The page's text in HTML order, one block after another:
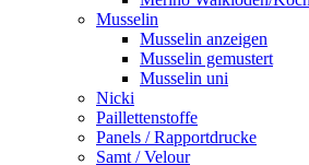
Musselin
Musselin anzeigen
Musselin gemustert
Musselin uni
Nicki
Paillettenstoffe
Panels / Rapportdrucke
Samt / Velour